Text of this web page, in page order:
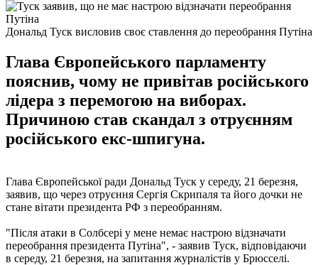
Дональд Туск висловив своє ставлення до переобрання Путіна
Глава Європейського парламенту
пояснив, чому не привітав російського
лідера з перемогою на виборах.
Причиною став скандал з отруєнням
російського екс-шпигуна.
Глава Європейської ради Дональд Туск у середу, 21 березня,
заявив, що через отруєння Сергія Скрипаля та його дочки не
стане вітати президента РФ з переобранням.
"Після атаки в Солбсері у мене немає настрою відзначати
переобрання президента Путіна", - заявив Туск, відповідаючи
в середу, 21 березня, на запитання журналістів у Брюсселі.